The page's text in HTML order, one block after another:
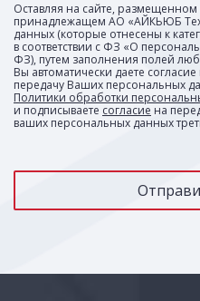
Оставляя на сайте, размещенном
принадлежащем АО «АЙКЬЮБ
данных (которые отнесены к
в соответствии с ФЗ «О
ФЗ), путем заполнения полей
Вы автоматически даете
передачу Ваших персональных
Политики обработки
и подписываете согласие на
ваших персональных данных